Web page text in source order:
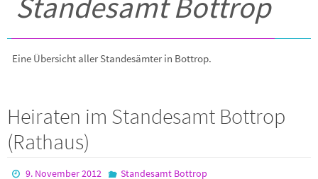
Eine Übersicht aller Standesämter in Bottrop.
Heiraten im Standesamt Bottrop
(Rathaus)
9. November 2012
Standesamt Bottrop